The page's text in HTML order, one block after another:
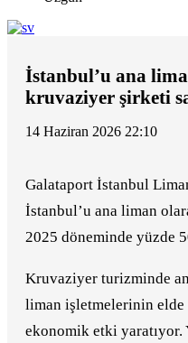
İstanbul’u ana
kruvaziyer şirketi
14 Haziran 2026 22:10
Galataport İstanbul
İstanbul’u ana liman
2025 döneminde yüzde
Kruvaziyer turizminde
liman işletmelerinin
ekonomik etki yaratıyor.